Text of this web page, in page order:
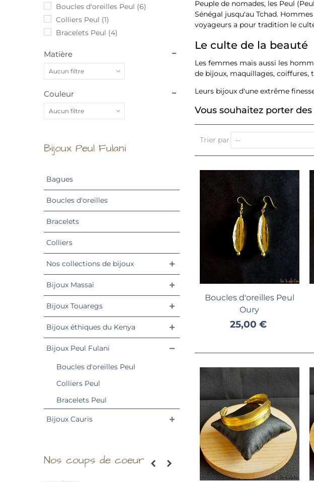
Boucles d'oreilles Peul (6)
Colliers Peul (1)
Bracelets Peul (4)
Matière
Aucun filtre
Couleur
Aucun filtre
Bijoux Peul Fulani
Bagues
Boucles d'oreilles
Bracelets
Colliers
Nos collections de bijoux
Bijoux Massaï
Bijoux Touaregs
Bijoux éthiques du Kenya
Bijoux Peul Fulani
Boucles d'oreilles Peul
Colliers Peul
Bracelets Peul
Bijoux Cauris
Nos coups de coeur
Peuple de nomades, les Peul
Sénégal jusqu'au Tchad.
voyageurs a pour tradition le
Le culte de la beauté
Les femmes mais aussi les
de bijoux, maquillages,
Leurs bijoux d'une extrême
Vous souhaitez porter
Trier par --
Ajouter au panier
Boucles d'oreilles Peul
Oury
25,00 €